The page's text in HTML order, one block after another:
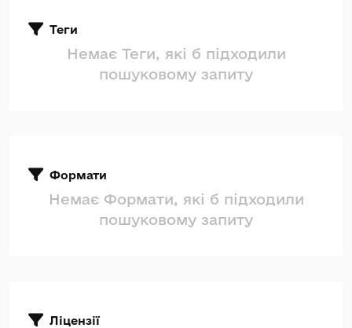
Теги
Немає Теги, які б підходили
пошуковому запиту
Формати
Немає Формати, які б підходили
пошуковому запиту
Ліцензії